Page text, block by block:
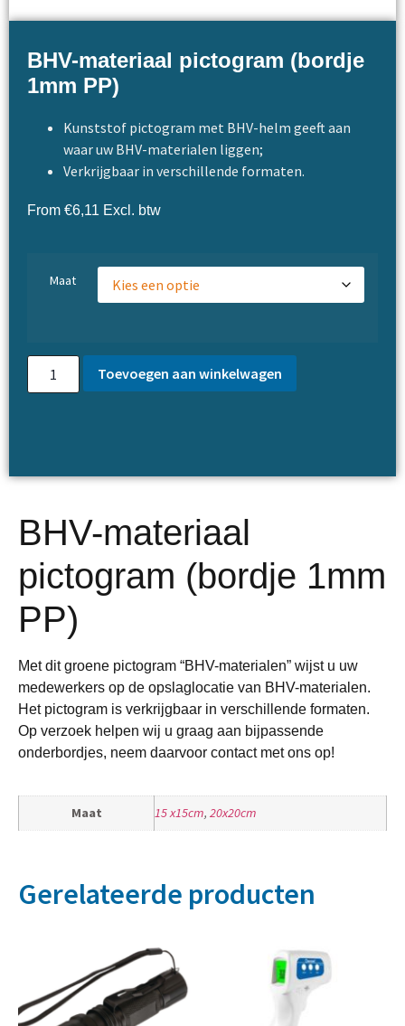
BHV-materiaal pictogram (bordje
1mm PP)
Kunststof pictogram met BHV-helm geeft aan
waar uw BHV-materialen liggen;
Verkrijgbaar in verschillende formaten.
From €6,11 Excl. btw
Maat
Toevoegen aan winkelwagen
BHV-materiaal
pictogram (bordje 1mm
PP)
Met dit groene pictogram “BHV-materialen” wijst u uw
medewerkers op de opslaglocatie van BHV-materialen.
Het pictogram is verkrijgbaar in verschillende formaten.
Op verzoek helpen wij u graag aan bijpassende
onderbordjes, neem daarvoor contact met ons op!
Maat 15 x15cm, 20x20cm
Gerelateerde producten